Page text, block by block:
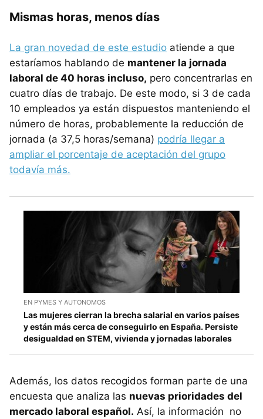
Mismas horas, menos días
La gran novedad de este estudio atiende a que
estaríamos hablando de mantener la jornada
laboral de 40 horas incluso, pero concentrarlas en
cuatro días de trabajo. De este modo, si 3 de cada
10 empleados ya están dispuestos manteniendo el
número de horas, probablemente la reducción de
jornada (a 37,5 horas/semana) podría llegar a
ampliar el porcentaje de aceptación del grupo
todavía más.
EN PYMES Y AUTONOMOS
Las mujeres cierran la brecha salarial en varios países
y están más cerca de conseguirlo en España. Persiste
desigualdad en STEM, vivienda y jornadas laborales
Además, los datos recogidos forman parte de una
encuesta que analiza las nuevas prioridades del
mercado laboral español. Así, la información no